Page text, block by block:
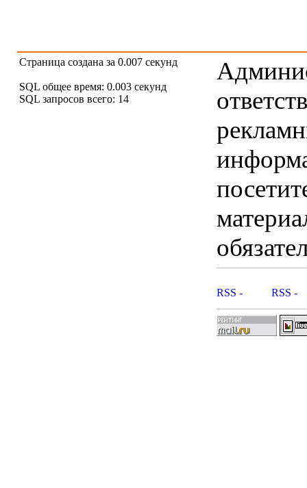
Страница создана за 0.007 секунд
SQL общее время: 0.003 секунд
SQL запросов всего: 14